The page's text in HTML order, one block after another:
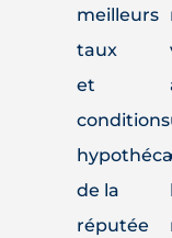
meilleurs
taux
et
conditions
de la
réputée